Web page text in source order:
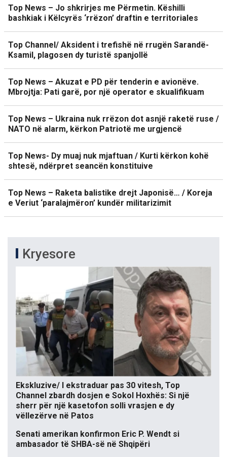
Top News – Jo shkrirjes me Përmetin. Këshilli
bashkiak i Këlcyrës ‘rrëzon’ draftin e territoriales
Top Channel/ Aksident i trefishë në rrugën Sarandë-
Ksamil, plagosen dy turistë spanjollë
Top News – Akuzat e PD për tenderin e avionëve.
Mbrojtja: Pati garë, por një operator e skualifikuam
Top News – Ukraina nuk rrëzon dot asnjë raketë ruse /
NATO në alarm, kërkon Patriotë me urgjencë
Top News- Dy muaj nuk mjaftuan / Kurti kërkon kohë
shtesë, ndërpret seancën konstituive
Top News – Raketa balistike drejt Japonisë… / Koreja
e Veriut ‘paralajmëron’ kundër militarizimit
Kryesore
Ekskluzive/ I ekstraduar pas 30 vitesh, Top
Channel zbardh dosjen e Sokol Hoxhës: Si një
sherr për një kasetofon solli vrasjen e dy
vëllezërve në Patos
Senati amerikan konfirmon Eric P. Wendt si
ambasador të SHBA-së në Shqipëri